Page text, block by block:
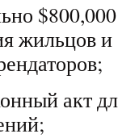
жильцов и
акт